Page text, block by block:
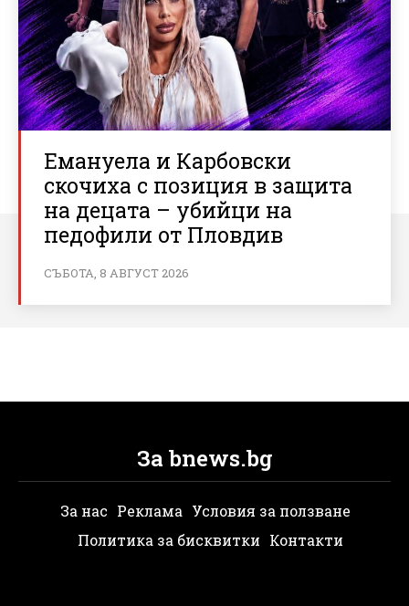
Емануела и Карбовски
скочиха с позиция в защита
на децата – убийци на
педофили от Пловдив
СЪБОТА, 8 АВГУСТ 2026
За bnews.bg
За нас Реклама Условия за ползване
Политика за бисквитки Контакти